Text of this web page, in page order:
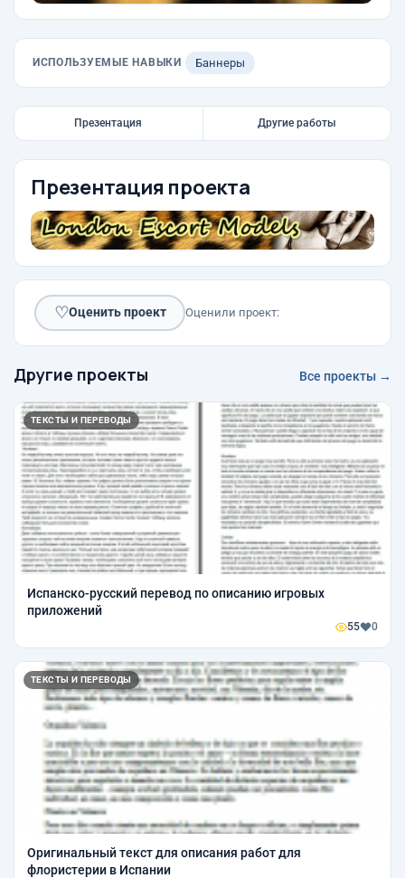
ИСПОЛЬЗУЕМЫЕ НАВЫКИ Баннеры
Презентация Другие работы
Презентация проекта
♡Оценить проект Оценили проект:
Другие проекты Все проекты →
ТЕКСТЫ И ПЕРЕВОДЫ
Испанско-русский перевод по описанию игровых
приложений
55 0
ТЕКСТЫ И ПЕРЕВОДЫ
Оригинальный текст для описания работ для
флористерии в Испании